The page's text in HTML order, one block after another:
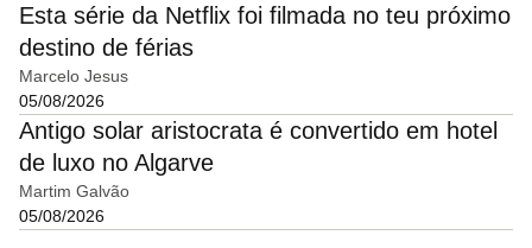
Esta série da Netflix foi filmada no teu próximo
destino de férias
Marcelo Jesus
05/08/2026
Antigo solar aristocrata é convertido em hotel
de luxo no Algarve
Martim Galvão
05/08/2026